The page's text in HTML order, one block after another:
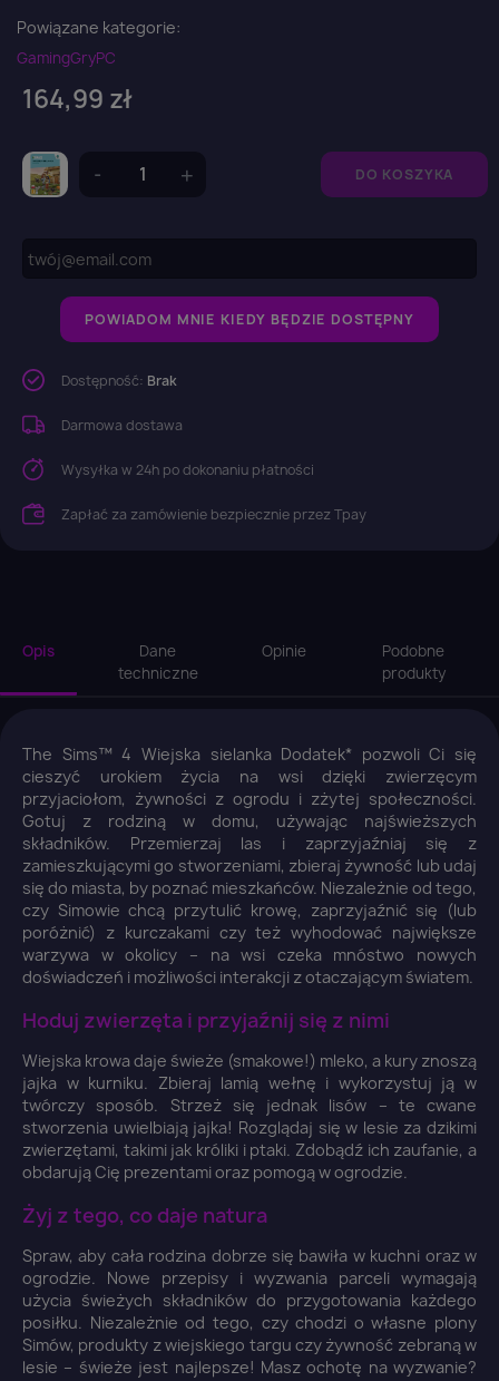
Powiązane kategorie:
GamingGryPC
164,99 zł
DO KOSZYKA
POWIADOM MNIE KIEDY BĘDZIE DOSTĘPNY
Dostępność: Brak
Darmowa dostawa
Wysyłka w 24h po dokonaniu płatności
Zapłać za zamówienie bezpiecznie przez Tpay
Opis
Dane
techniczne
Opinie
Podobne
produkty
The Sims™ 4 Wiejska sielanka Dodatek* pozwoli Ci się
cieszyć urokiem życia na wsi dzięki zwierzęcym
przyjaciołom, żywności z ogrodu i zżytej społeczności.
Gotuj z rodziną w domu, używając najświeższych
składników. Przemierzaj las i zaprzyjaźniaj się z
zamieszkującymi go stworzeniami, zbieraj żywność lub udaj
się do miasta, by poznać mieszkańców. Niezależnie od tego,
czy Simowie chcą przytulić krowę, zaprzyjaźnić się (lub
poróżnić) z kurczakami czy też wyhodować największe
warzywa w okolicy – na wsi czeka mnóstwo nowych
doświadczeń i możliwości interakcji z otaczającym światem.
Hoduj zwierzęta i przyjaźnij się z nimi
Wiejska krowa daje świeże (smakowe!) mleko, a kury znoszą
jajka w kurniku. Zbieraj lamią wełnę i wykorzystuj ją w
twórczy sposób. Strzeż się jednak lisów – te cwane
stworzenia uwielbiają jajka! Rozglądaj się w lesie za dzikimi
zwierzętami, takimi jak króliki i ptaki. Zdobądź ich zaufanie, a
obdarują Cię prezentami oraz pomogą w ogrodzie.
Żyj z tego, co daje natura
Spraw, aby cała rodzina dobrze się bawiła w kuchni oraz w
ogrodzie. Nowe przepisy i wyzwania parceli wymagają
użycia świeżych składników do przygotowania każdego
posiłku. Niezależnie od tego, czy chodzi o własne plony
Simów, produkty z wiejskiego targu czy żywność zebraną w
lesie – świeże jest najlepsze! Masz ochotę na wyzwanie?